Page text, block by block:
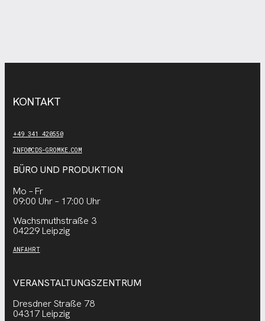
KONTAKT
+49 341 420550
INFO@CDS-GROMKE.COM
BÜRO UND PRODUKTION
Mo – Fr
09:00 Uhr – 17:00 Uhr
Wachsmuthstraße 3
04229 Leipzig
ANFAHRT
VERANSTALTUNGSZENTRUM
Dresdner Straße 78
04317 Leipzig